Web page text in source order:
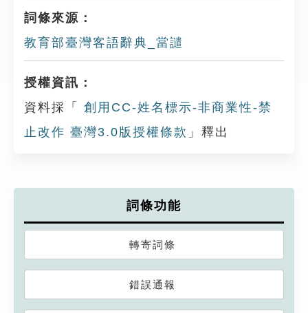
詞條來源：
教育部臺灣客語辭典_當譴
授權資訊：
資料採「
創用CC-姓名標示-非商業性-禁
止改作 臺灣3.0版授權條款 」釋出
詞條功能
轉寄詞條
錯誤通報